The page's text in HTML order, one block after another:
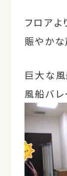
フロアよ
賑やかな
巨大な
風船バレ